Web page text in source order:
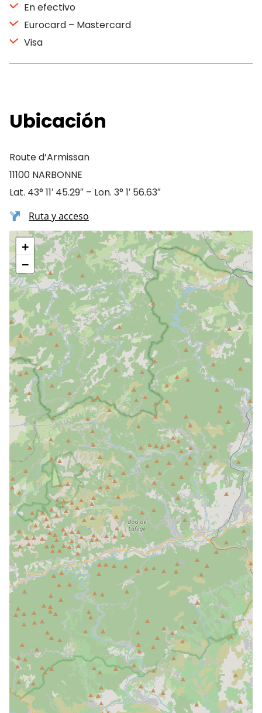
En efectivo
Eurocard – Mastercard
Visa
Ubicación
Route d’Armissan
11100 NARBONNE
Lat. 43° 11′ 45.29″ – Lon. 3° 1′ 56.63″
Ruta y acceso
+
−